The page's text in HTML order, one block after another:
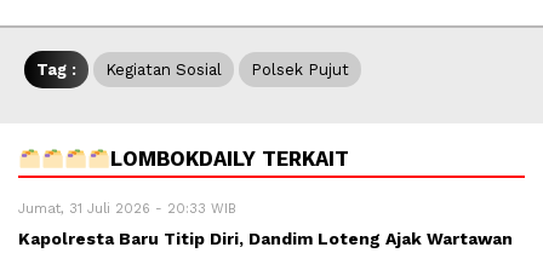
Tag : Kegiatan Sosial Polsek Pujut
LOMBOKDAILY TERKAIT
Jumat, 31 Juli 2026 - 20:33 WIB
Kapolresta Baru Titip Diri, Dandim Loteng Ajak Wartawan